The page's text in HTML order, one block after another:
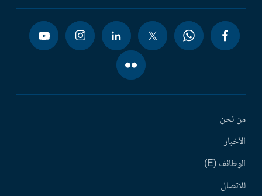
من نحن
الأخبار
الوظائف (E)
للاتصال